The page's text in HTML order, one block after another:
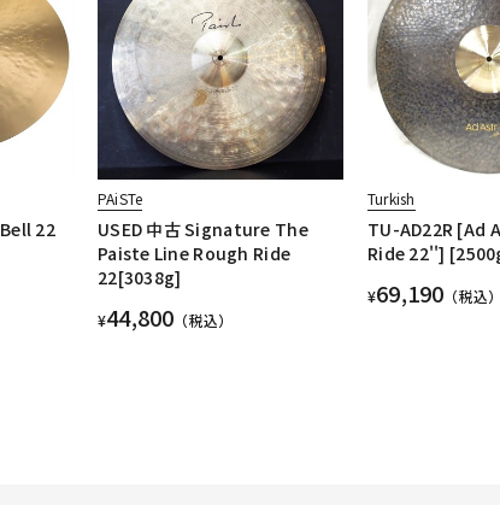
22
PAiSTe
USED 中古 Signature The
Paiste Line Rough Ride
22[3038g]
¥44,800 （税込）
Turkish
TU-AD22R [Ad
Ride 22'']
¥69,190 （税込）